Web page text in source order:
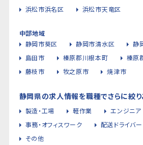
浜松市浜名区
浜松市天竜区
中部地域
静岡市葵区
静岡市清水区
静
島田市
榛原郡川根本町
榛原
藤枝市
牧之原市 焼津市
静岡県の求人情報を職種でさらに絞り
製造・工場 軽作業
エンジニア
事務・オフィスワーク
配送ドライバー
その他